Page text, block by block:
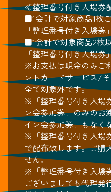
≪整理番号付き入場券
■1会計で対象商品1枚
「整理番号付き入場
■1会計で対象商品2枚
「整理番号付き入場券
※お支払は現金のみご
ントカードサービス/
全て対象外です。
※「整理番号付き入場
ン会参加券」のみのお
イン会参加券」もなく
※「整理番号付き入場
で配布致します。ご購
せん。
※「整理番号付き入場
ございましても代理発